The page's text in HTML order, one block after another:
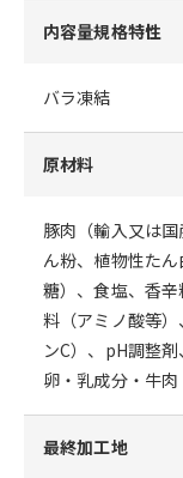
内容量規格特性
バラ凍結
原材料
豚肉（輸入又は
ん粉、植物性た
糖）、食塩、香
料（アミノ酸等
ンC）、pH調整
卵・乳成分・牛肉
最終加工地